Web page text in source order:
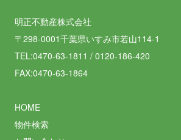
明正不動産株式会社
〒298-0001千葉県いすみ市若山114-1
TEL:0470-63-1811 / 0120-186-420
FAX:0470-63-1864
HOME
物件検索